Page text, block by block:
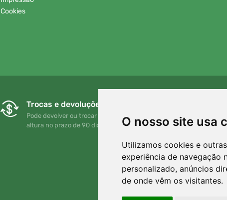
O nosso site usa
Utilizamos cookies e
experiência de navegação
personalizado, anúncios
de onde vêm os visitantes.
Cookies
Trocas e devoluções gratuitas
Pode devolver ou trocar a sua encomenda em qualquer
altura no prazo de 90 dias